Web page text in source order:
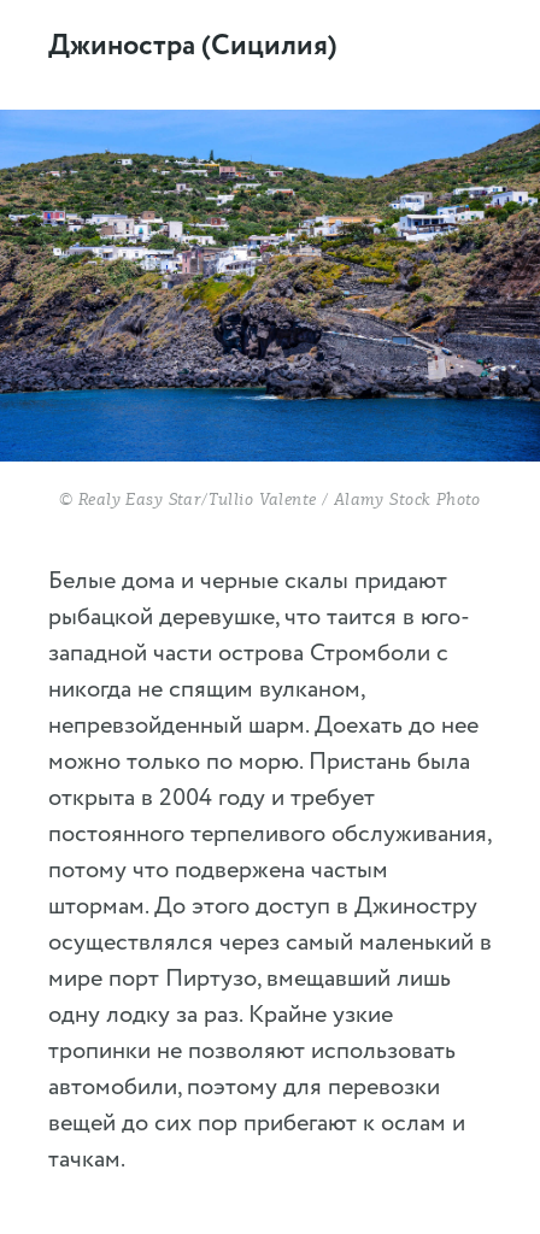
Джиностра (Сицилия)
© Realy Easy Star/Tullio Valente / Alamy Stock Photo
Белые дома и черные скалы придают
рыбацкой деревушке, что таится в юго-
западной части острова Стромболи с
никогда не спящим вулканом,
непревзойденный шарм. Доехать до нее
можно только по морю. Пристань была
открыта в 2004 году и требует
постоянного терпеливого обслуживания,
потому что подвержена частым
штормам. До этого доступ в Джиностру
осуществлялся через самый маленький в
мире порт Пиртузо, вмещавший лишь
одну лодку за раз. Крайне узкие
тропинки не позволяют использовать
автомобили, поэтому для перевозки
вещей до сих пор прибегают к ослам и
тачкам.